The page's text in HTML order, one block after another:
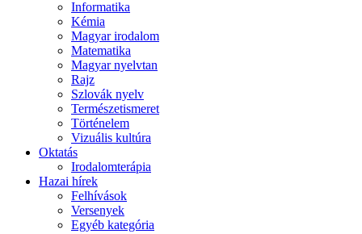
Informatika
Kémia
Magyar irodalom
Matematika
Magyar nyelvtan
Rajz
Szlovák nyelv
Természetismeret
Történelem
Vizuális kultúra
Oktatás
Irodalomterápia
Hazai hírek
Felhívások
Versenyek
Egyéb kategória